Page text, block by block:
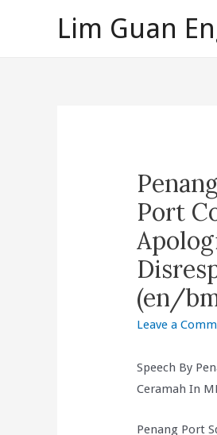
Lim Guan
Port
(en/
Leave a
Speech By
Ceramah In
Penang Port